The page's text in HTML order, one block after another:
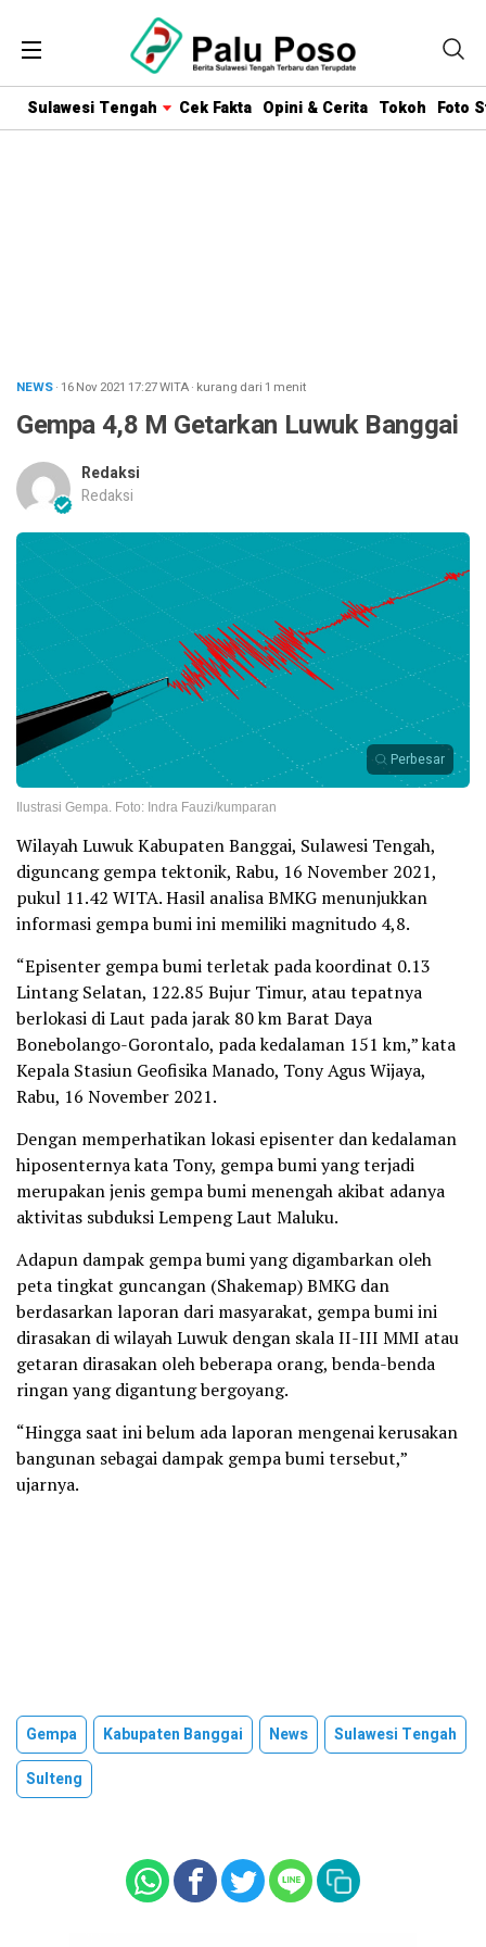
Sulawesi Tengah Cek Fakta Opini & Cerita Tokoh Foto
NEWS· 16 Nov 2021 17:27WITA· kurang dari 1 menit
Gempa 4,8 M Getarkan Luwuk Banggai
Redaksi
Redaksi
Perbesar
Ilustrasi Gempa. Foto: Indra Fauzi/kumparan
Wilayah Luwuk Kabupaten Banggai, Sulawesi Tengah,
diguncang gempa tektonik, Rabu, 16 November 2021,
pukul 11.42 WITA. Hasil analisa BMKG menunjukkan
informasi gempa bumi ini memiliki magnitudo 4,8.
“Episenter gempa bumi terletak pada koordinat 0.13
Lintang Selatan, 122.85 Bujur Timur, atau tepatnya
berlokasi di Laut pada jarak 80 km Barat Daya
Bonebolango-Gorontalo, pada kedalaman 151 km,” kata
Kepala Stasiun Geofisika Manado, Tony Agus Wijaya,
Rabu, 16 November 2021.
Dengan memperhatikan lokasi episenter dan kedalaman
hiposenternya kata Tony, gempa bumi yang terjadi
merupakan jenis gempa bumi menengah akibat adanya
aktivitas subduksi Lempeng Laut Maluku.
Adapun dampak gempa bumi yang digambarkan oleh
peta tingkat guncangan (Shakemap) BMKG dan
berdasarkan laporan dari masyarakat, gempa bumi ini
dirasakan di wilayah Luwuk dengan skala II-III MMI atau
getaran dirasakan oleh beberapa orang, benda-benda
ringan yang digantung bergoyang.
“Hingga saat ini belum ada laporan mengenai kerusakan
bangunan sebagai dampak gempa bumi tersebut,”
ujarnya.
Gempa Kabupaten Banggai News
Sulawesi Tengah
Sulteng